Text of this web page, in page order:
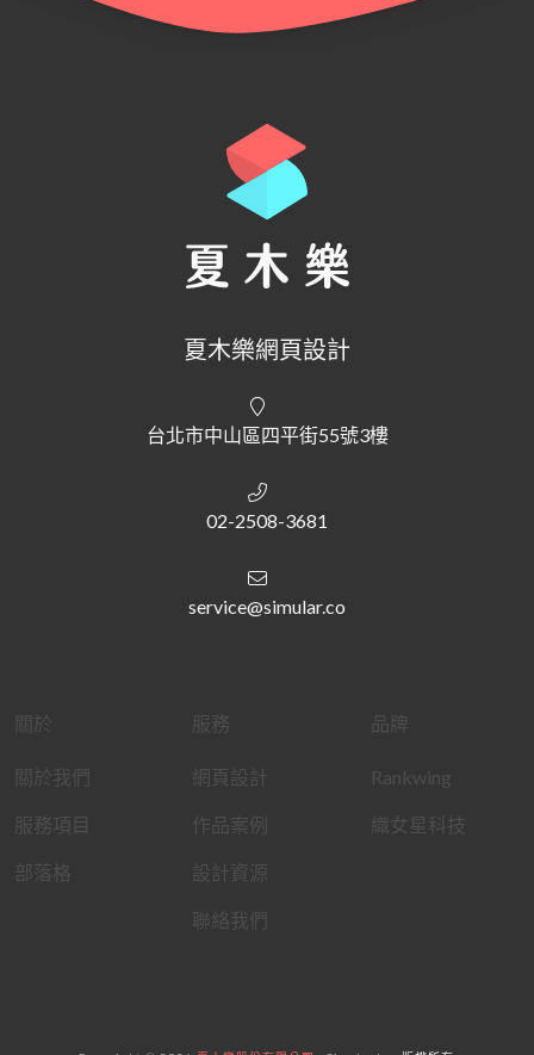
夏木樂網頁設計
台北市中山區四平街55號3樓
02-2508-3681
service@simular.co
關於
關於我們
服務項目
部落格
服務
網頁設計
作品案例
設計資源
聯絡我們
品牌
Rankwing
織女星科技